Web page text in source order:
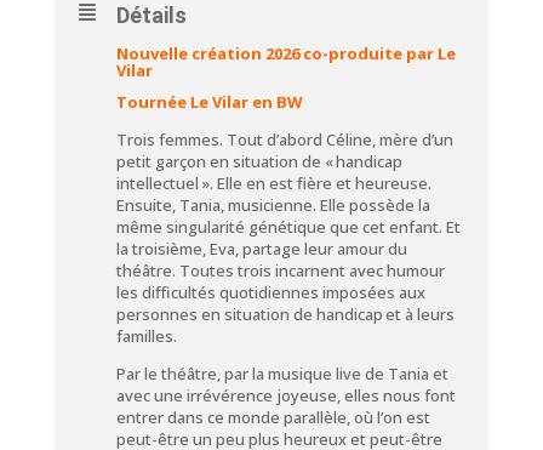
Détails
Nouvelle création 2026 co-produite par Le
Vilar
Tournée Le Vilar en BW
Trois femmes. Tout d’abord Céline, mère d’un
petit garçon en situation de « handicap
intellectuel ». Elle en est fière et heureuse.
Ensuite, Tania, musicienne. Elle possède la
même singularité génétique que cet enfant. Et
la troisième, Eva, partage leur amour du
théâtre. Toutes trois incarnent avec humour
les difficultés quotidiennes imposées aux
personnes en situation de handicap et à leurs
familles.
Par le théâtre, par la musique live de Tania et
avec une irrévérence joyeuse, elles nous font
entrer dans ce monde parallèle, où l’on est
peut-être un peu plus heureux et peut-être